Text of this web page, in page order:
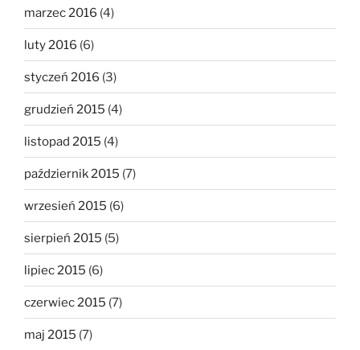
marzec 2016 (4)
luty 2016 (6)
styczeń 2016 (3)
grudzień 2015 (4)
listopad 2015 (4)
październik 2015 (7)
wrzesień 2015 (6)
sierpień 2015 (5)
lipiec 2015 (6)
czerwiec 2015 (7)
maj 2015 (7)